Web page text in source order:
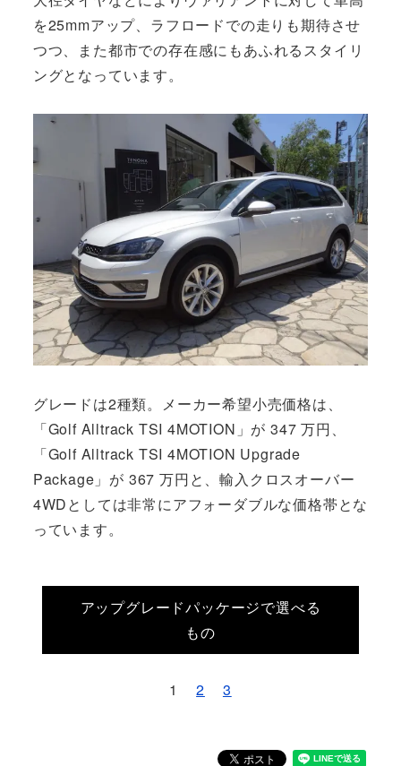
を25mmアップ、ラフロードでの走りも期待させ
つつ、また都市での存在感にもあふれるスタイリ
ングとなっています。
グレードは2種類。メーカー希望小売価格は、
「Golf Alltrack TSI 4MOTION」が 347 万円、
「Golf Alltrack TSI 4MOTION Upgrade
Package」が 367 万円と、輸入クロスオーバー
4WDとしては非常にアフォーダブルな価格帯とな
っています。
アップグレードパッケージで選べる
もの
1 2 3